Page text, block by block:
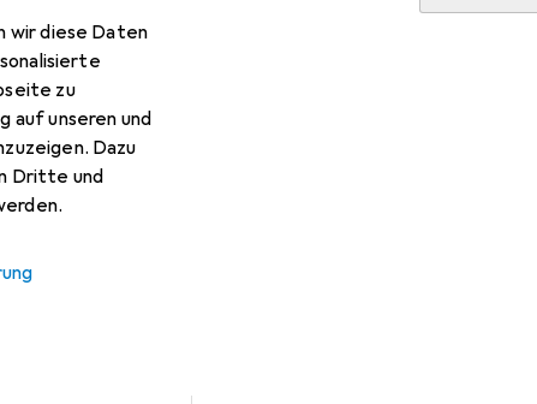
wir diese Daten
zu
auf unseren und
Dazu
Dritte und
Ultra 100 GTX
zum Produkt Dynafit Ultra 100 GTX aus den